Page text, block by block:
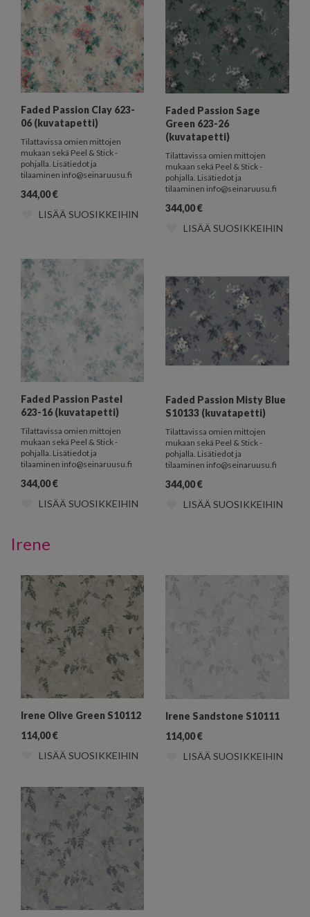
Faded Passion Clay 623-
06 (kuvatapetti)
Tilattavissa omien mittojen
mukaan sekä Peel & Stick -
pohjalla. Lisätiedot ja
tilaaminen info@seinaruusu.fi
344,00€
LISÄÄ SUOSIKKEIHIN
Faded Passion Sage
Green 623-26
(kuvatapetti)
Tilattavissa omien mittojen
mukaan sekä Peel & Stick -
pohjalla. Lisätiedot ja
tilaaminen info@seinaruusu.fi
344,00€
LISÄÄ SUOSIKKEIHIN
Faded Passion Pastel
623-16 (kuvatapetti)
Tilattavissa omien mittojen
mukaan sekä Peel & Stick -
pohjalla. Lisätiedot ja
tilaaminen info@seinaruusu.fi
344,00€
LISÄÄ SUOSIKKEIHIN
Faded Passion Misty Blue
S10133 (kuvatapetti)
Tilattavissa omien mittojen
mukaan sekä Peel & Stick -
pohjalla. Lisätiedot ja
tilaaminen info@seinaruusu.fi
344,00€
LISÄÄ SUOSIKKEIHIN
Irene
Irene Olive Green S10112
114,00€
LISÄÄ SUOSIKKEIHIN
Irene Sandstone S10111
114,00€
LISÄÄ SUOSIKKEIHIN